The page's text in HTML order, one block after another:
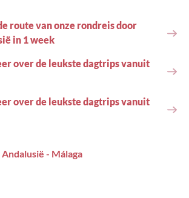
route van onze rondreis door
in 1 week
over de leukste dagtrips vanuit
over de leukste dagtrips vanuit